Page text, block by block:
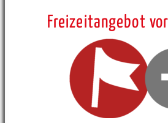
Freizeitangebot